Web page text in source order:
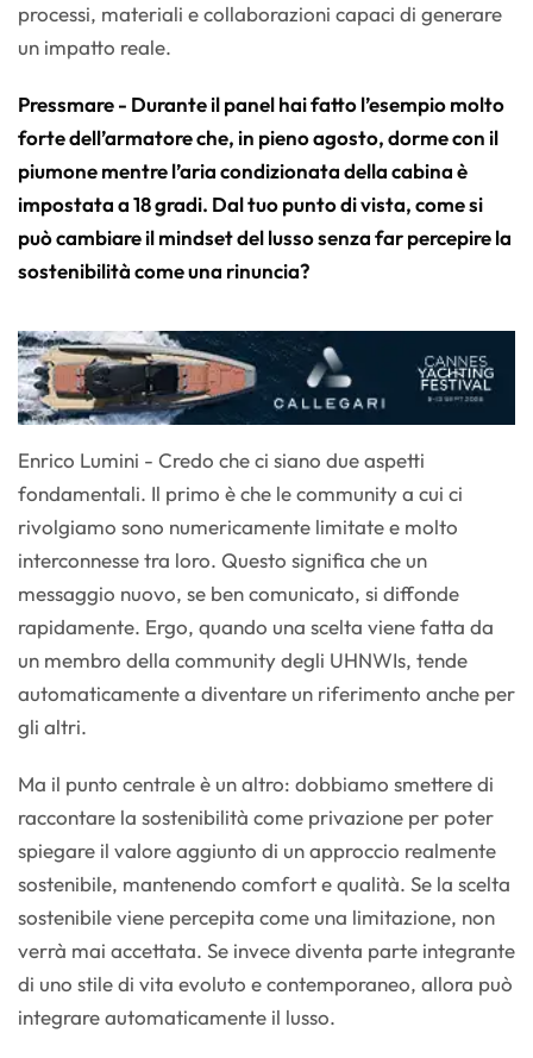
processi, materiali e collaborazioni capaci di generare
un impatto reale.
Pressmare - Durante il panel hai fatto l’esempio molto
forte dell’armatore che, in pieno agosto, dorme con il
piumone mentre l’aria condizionata della cabina è
impostata a 18 gradi. Dal tuo punto di vista, come si
può cambiare il mindset del lusso senza far percepire la
sostenibilità come una rinuncia?
Enrico Lumini - Credo che ci siano due aspetti
fondamentali. Il primo è che le community a cui ci
rivolgiamo sono numericamente limitate e molto
interconnesse tra loro. Questo significa che un
messaggio nuovo, se ben comunicato, si diffonde
rapidamente. Ergo, quando una scelta viene fatta da
un membro della community degli UHNWIs, tende
automaticamente a diventare un riferimento anche per
gli altri.
Ma il punto centrale è un altro: dobbiamo smettere di
raccontare la sostenibilità come privazione per poter
spiegare il valore aggiunto di un approccio realmente
sostenibile, mantenendo comfort e qualità. Se la scelta
sostenibile viene percepita come una limitazione, non
verrà mai accettata. Se invece diventa parte integrante
di uno stile di vita evoluto e contemporaneo, allora può
integrare automaticamente il lusso.